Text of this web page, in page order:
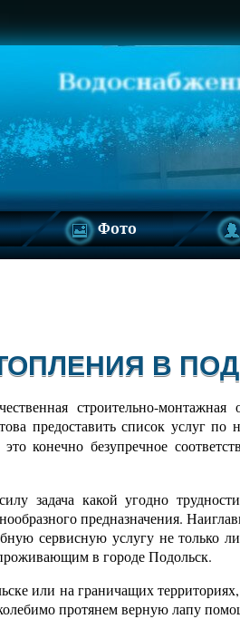
Фото
В
строительно-монтажная
предоставить список услуг по
конечно безупречное
задача какой угодно
предназначения.
сервисную услугу не только
в городе Подольск.
или на граничащих территориях,
протянем верную лапу